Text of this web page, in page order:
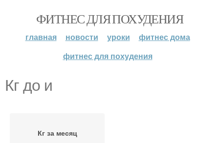
ФИТНЕС ДЛЯ ПОХУДЕНИЯ
главная новости уроки
фитнес дома
фитнес для похудения
Кг до и
Кг за месяц